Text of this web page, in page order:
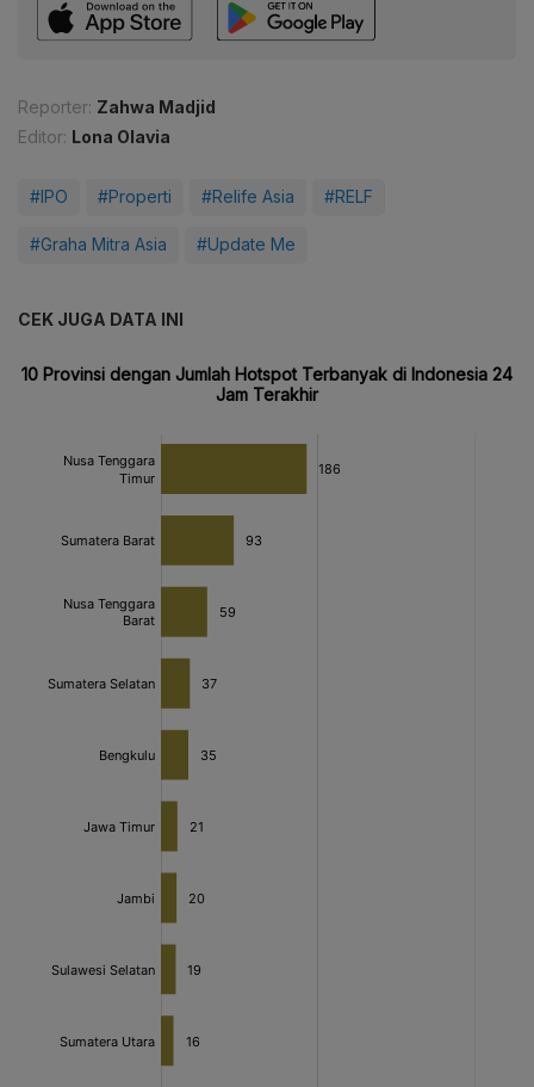
Reporter: Zahwa Madjid
Editor: Lona Olavia
#IPO #Properti #Relife Asia #RELF
#Graha Mitra Asia #Update Me
CEK JUGA DATA INI